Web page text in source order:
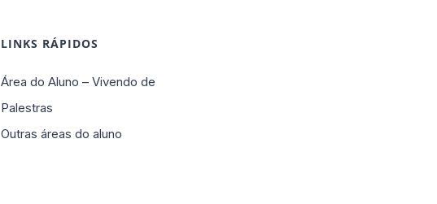
LINKS RÁPIDOS
Área do Aluno – Vivendo de
Palestras
Outras áreas do aluno